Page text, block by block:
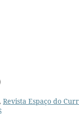
Revista Espaço do